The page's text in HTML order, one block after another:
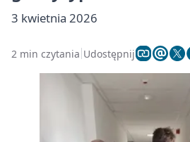
3 kwietnia 2026
2 min czytania Udostępnij